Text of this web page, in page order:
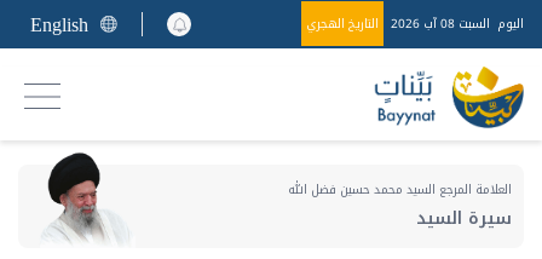
اليوم السبت 08 آب 2026 التاريخ الهجري English
العلامة المرجع السيد محمد حسين فضل الله
سيرة السيد
367 المبحث الرابع: في أحكام الوفاء بالنذر والحنث
374 الباب الرابع: في الكفّارات
المبحث الأول: في موجبات الكفارة وخصالها
ص380 المبحث الثاني: في كيفية القيام بكل خصلة